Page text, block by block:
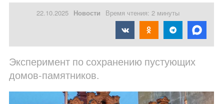
22.10.2025 Новости Время чтения: 2 минуты
Эксперимент по сохранению пустующих
домов-памятников.